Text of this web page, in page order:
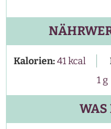
Kalorien: 41kcal |
1g
WAS